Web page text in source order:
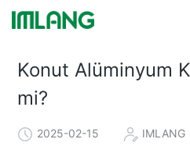
Konut Alüminyum
mi?
2025-02-15 IMLANG